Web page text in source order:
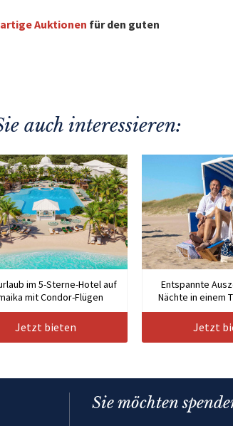
Auktionen für den guten
auch interessieren:
im 5-Sterne-Hotel auf
mit Condor-Flügen
Jetzt bieten
Entspannte
Nächte in einem
Jetzt
Sie möchten